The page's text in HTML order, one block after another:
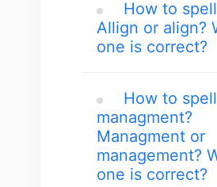
How to
Allign or align?
one is correct?
How to spell
managment?
Managment or
management?
one is correct?